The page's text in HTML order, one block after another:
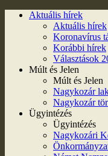
Aktuális hírek
Aktuális hírek
Koronavírus
Korábbi hírek
Választások
Múlt és Jelen
Múlt és Jelen
Nagykozár
Nagykozár
Ügyintézés
Ügyintézés
Nagykozári